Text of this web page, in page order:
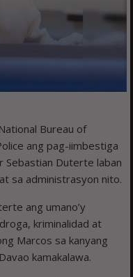
Bureau of
ang pag-iimbestiga
Sebastian Duterte laban
sa administrasyon nito.
ang umano’y
kriminalidad at
Marcos sa kanyang
kamakalawa.